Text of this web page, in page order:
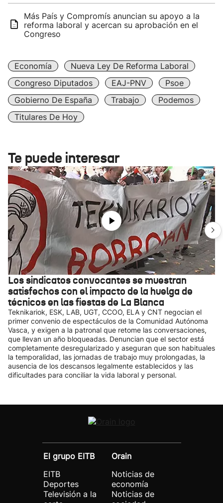
Más País y Compromís anuncian su apoyo a la
reforma laboral y acercan su aprobación en el
Congreso
Economía
Nueva Ley De Reforma Laboral
Congreso Diputados
EAJ-PNV
Psoe
Gobierno De España
Trabajo
Podemos
Titulares De Hoy
Te puede interesar
Los sindicatos convocantes se muestran
satisfechos con el impacto de la huelga de
técnicos en las fiestas de La Blanca
Teknikariok, ESK, LAB, UGT, CCOO, ELA y CNT negocian el
primer convenio de espectáculos de la Comunidad Autónoma
Vasca, y exigen a la patronal que retome las conversaciones,
que llevan un año bloqueadas. Denuncian que el sector está
completamente desregularizado y aseguran que son habituales
la temporalidad, las jornadas de trabajo muy prolongadas, la
ausencia de los descansos legalmente establecidos y las
dificultades para conciliar la vida laboral y personal.
El grupo EITB
EITB
Deportes
Televisión a la
Orain
Noticias de
economía
Noticias de